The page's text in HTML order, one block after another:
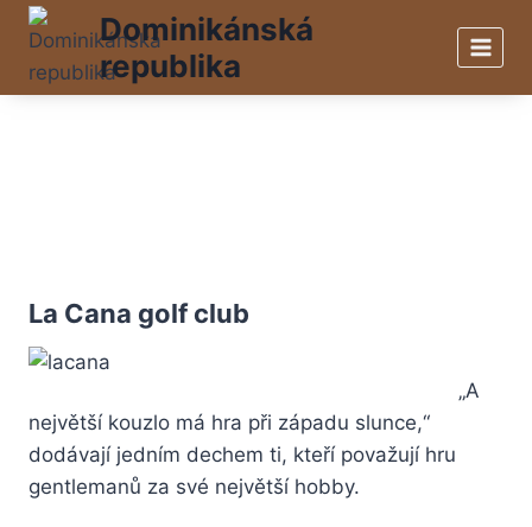
Přeskočit
obsah
Dominikánská
republika
La Cana golf club
„A
největší kouzlo má hra při západu slunce,“
dodávají jedním dechem ti, kteří považují hru
gentlemanů za své největší hobby.